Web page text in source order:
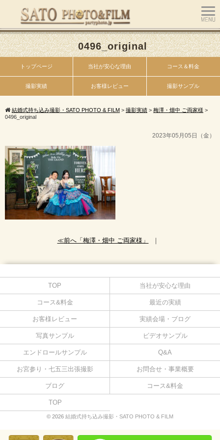
0496_original
トップページ 当社が安心な理由 コース＆料金
撮影実績 お客様レビュー 撮影サンプル
結婚式持ち込み撮影・SATO PHOTO & FILM > 撮影実績 > 梅澤・畑中 ご両家様 >
0496_original
2023年05月05日（金）
≪前へ「梅澤・畑中 ご両家様」 ｜
TOP 当社が安心な理由
コース&料金 最近の実績
お客様レビュー 実績会場・ブログ
写真サンプル ビデオサンプル
エンドロールサンプル Q&A
お宮参り・七五三出張撮影 お問合せ・事業概要
ブログ コース&料金
TOP
© 2026 結婚式持ち込み撮影・SATO PHOTO & FILM